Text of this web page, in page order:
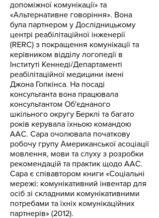
допоміжної комунікації» та
«Альтернативне говоріння». Вона
була партнером у Дослідницькому
центрі реабілітаційної інженерії
(RERC) з покращення комунікації та
керівником відділу логопедії в
Інституті Кеннеді/Департаменті
реабілітаційної медицини імені
Джона Гопкінса. На посаді
консультанта вона працювала
консультантом Об'єднаного
шкільного округу Берклі та багато
років керувала їхньою командою
AAC. Сара очолювала початкову
робочу групу Американської асоціації
мовлення, мови та слуху з розробки
рекомендацій та практик щодо AAC.
Сара є співавтором книги «Соціальні
мережі: комунікативний інвентар для
осіб зі складними комунікативними
потребами та їхніх комунікаційних
партнерів» (2012).